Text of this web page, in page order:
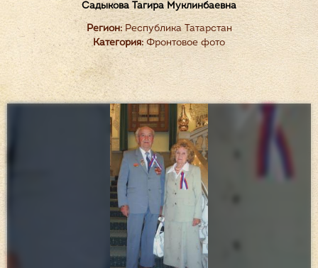
Садыкова Тагира Муклинбаевна
Регион:Республика Татарстан
Категория:Фронтовое фото